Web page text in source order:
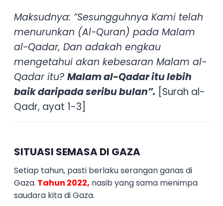
Maksudnya: “Sesungguhnya Kami telah
menurunkan (Al-Quran) pada Malam
al-Qadar, Dan adakah engkau
mengetahui akan kebesaran Malam al-
Qadar itu? Malam al-Qadar itu lebih
baik daripada seribu bulan”. [Surah al-
Qadr, ayat 1-3]
SITUASI SEMASA DI GAZA
Setiap tahun, pasti berlaku serangan ganas di
Gaza. Tahun 2022, nasib yang sama menimpa
saudara kita di Gaza.